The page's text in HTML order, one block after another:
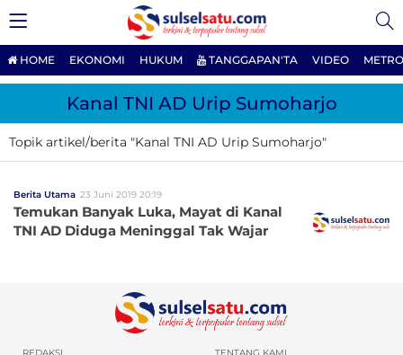
HOME EKONOMI HUKUM TANGGAPAN'TA VIDEO
Kanal TNI AD Urip Sumoharjo
Topik artikel/berita "Kanal TNI AD Urip Sumoharjo"
Berita Utama 23 Juni 2019 20:19
Temukan Banyak Luka, Mayat di Kanal
TNI AD Diduga Meninggal Tak Wajar